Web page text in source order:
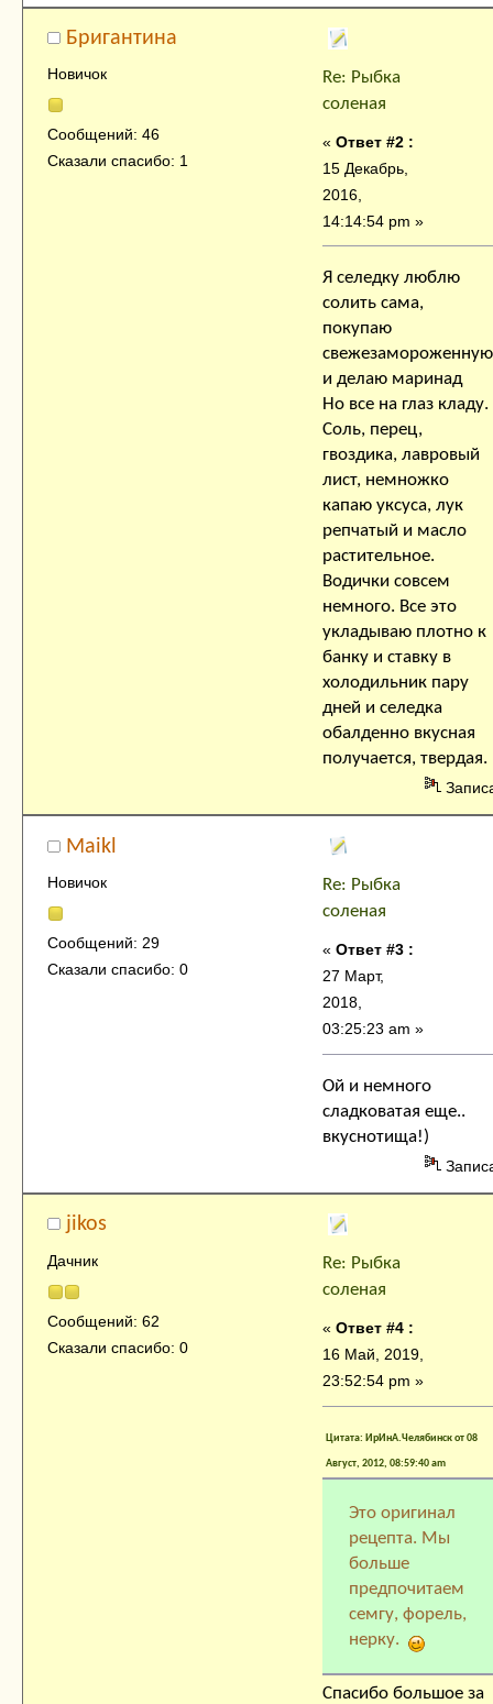
Бригантина
Новичок
Сообщений: 46
Сказали спасибо: 1
Re: Рыбка
соленая
« Ответ #2 :
15 Декабрь,
2016,
14:14:54 pm »
Я селедку люблю
солить сама,
покупаю
свежезамороженную
и делаю маринад
Но все на глаз кладу.
Соль, перец,
гвоздика, лавровый
лист, немножко
капаю уксуса, лук
репчатый и масло
растительное.
Водички совсем
немного. Все это
укладываю плотно к
банку и ставку в
холодильник пару
дней и селедка
обалденно вкусная
получается, твердая.
Maikl
Новичок
Сообщений: 29
Сказали спасибо: 0
Re: Рыбка
соленая
« Ответ #3 :
27 Март,
2018,
03:25:23 am »
Ой и немного
сладковатая еще..
вкуснотища!)
jikos
Дачник
Сообщений: 62
Сказали спасибо: 0
Re: Рыбка
соленая
« Ответ #4 :
16 Май, 2019,
23:52:54 pm »
Цитата: ИрИнА.Челябинск от 08
Август, 2012, 08:59:40 am
Это оригинал
рецепта. Мы
больше
предпочитаем
семгу, форель,
нерку.
Спасибо большое за